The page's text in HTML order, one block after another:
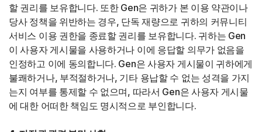
할 권리를 보유합니다. 또한 Gen은 귀하가 본 이용 약관이나
당사 정책을 위반하는 경우, 단독 재량으로 귀하의 커뮤니티
서비스 이용 권한을 종료할 권리를 보유합니다. 귀하는 Gen
이 사용자 게시물을 사용하거나 이에 응답할 의무가 없음을
인정하고 이에 동의합니다. Gen은 사용자 게시물이 귀하에게
불쾌하거나, 부적절하거나, 기타 용납할 수 없는 성격을 가지
는지 여부를 통제할 수 없으며, 따라서 Gen은 사용자 게시물
에 대한 어떠한 책임도 명시적으로 부인합니다.